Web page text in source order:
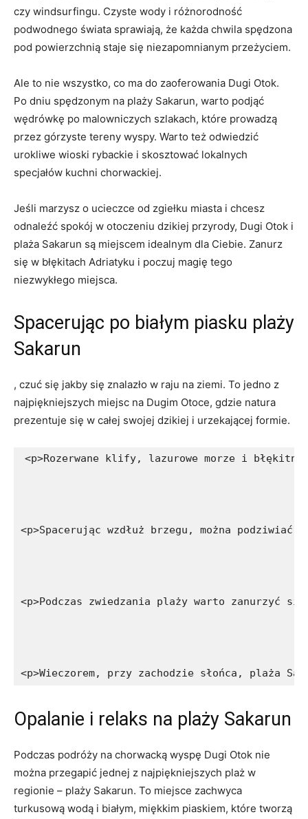
czy windsurfingu. Czyste wody i ⁣różnorodność ​
podwodnego świata‍ sprawiają, że każda chwila spędzona
pod powierzchnią staje się niezapomnianym przeżyciem.
Ale to nie wszystko, co ‌ma do zaoferowania Dugi Otok.‌
Po dniu ‌spędzonym na plaży Sakarun, warto podjąć
wędrówkę po malowniczych szlakach,‌ które prowadzą
przez górzyste‍ tereny wyspy.‌ Warto‌ też ‍odwiedzić
urokliwe⁢ wioski ‍rybackie i skosztować lokalnych
specjałów kuchni chorwackiej.
Jeśli marzysz⁤ o‍ ucieczce‌ od zgiełku⁣ miasta i chcesz
odnaleźć spokój⁣ w‌ otoczeniu dzikiej przyrody, Dugi Otok‍ i
plaża Sakarun są miejscem idealnym dla Ciebie. Zanurz
się ⁣w ​błękitach Adriatyku ⁢i ‌poczuj magię tego
niezwykłego‌ miejsca.
Spacerując po⁤ białym piasku plaży‌
Sakarun
, czuć ‌się jakby się znalazło​ w raju⁤ na ziemi. To ‍jedno z
najpiękniejszych miejsc na Dugim Otoce, gdzie natura
prezentuje ⁤się w‍ całej swojej dzikiej i urzekającej formie.
<p>Rozerwane klify, lazurowe morze i
<p>Spacerując wzdłuż brzegu, można
<p>Podczas zwiedzania plaży warto zanurzyć
<p>Wieczorem, przy zachodzie słońca, plaża
Opalanie i relaks na plaży ‍Sakarun
Podczas podróży na chorwacką wyspę Dugi ⁤Otok nie
można przegapić jednej z najpiękniejszych plaż w ​
regionie⁤ – plaży Sakarun. To‌ miejsce zachwyca
turkusową wodą i białym,‍ miękkim piaskiem, które tworzą